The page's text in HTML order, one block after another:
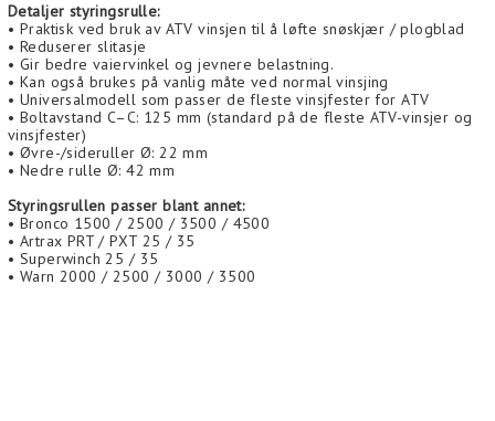
Detaljer styringsrulle:
• Praktisk ved bruk av ATV vinsjen til å løfte snøskjær / plogblad
• Reduserer slitasje
• Gir bedre vaier­vinkel og jevnere belastning.
• Kan også brukes på vanlig måte ved normal vinsjing
• Universalmodell som passer de fleste vinsjfester for ATV
• Boltavstand C–C: 125 mm (standard på de fleste ATV-vinsjer og
vinsjfester)
• Øvre-/sideruller Ø: 22 mm
• Nedre rulle Ø: 42 mm
Styringsrullen passer blant annet:
• Bronco 1500 / 2500 / 3500 / 4500
• Artrax PRT / PXT 25 / 35
• Superwinch 25 / 35
• Warn 2000 / 2500 / 3000 / 3500